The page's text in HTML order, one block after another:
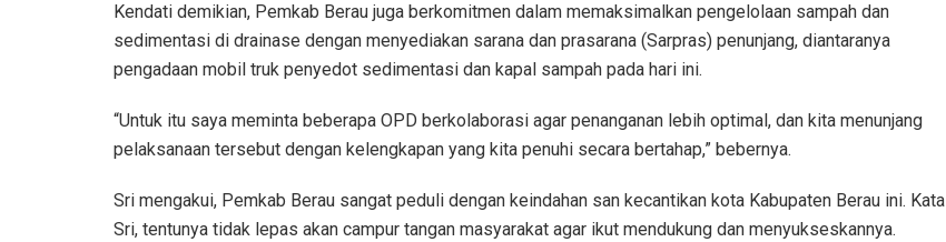
Kendati demikian, Pemkab Berau juga berkomitmen dalam memaksimalkan pengelolaan sampah dan
sedimentasi di drainase dengan menyediakan sarana dan prasarana (Sarpras) penunjang, diantaranya
pengadaan mobil truk penyedot sedimentasi dan kapal sampah pada hari ini.
“Untuk itu saya meminta beberapa OPD berkolaborasi agar penanganan lebih optimal, dan kita menunjang
pelaksanaan tersebut dengan kelengkapan yang kita penuhi secara bertahap,” bebernya.
Sri mengakui, Pemkab Berau sangat peduli dengan keindahan san kecantikan kota Kabupaten Berau ini. Kata
Sri, tentunya tidak lepas akan campur tangan masyarakat agar ikut mendukung dan menyukseskannya.